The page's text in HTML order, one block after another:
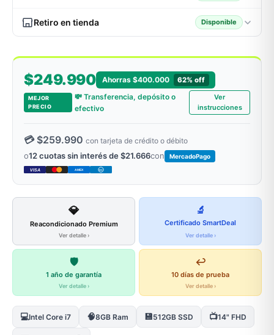
Retiro en tienda Disponible
$249.990 Ahorras $400.000 62% off
MEJOR
PRECIO
💸 Transferencia, depósito o
efectivo
Ver
instrucciones
💳 $259.990 con tarjeta de crédito o débito
o12 cuotas sin interés de $21.666con MercadoPago
VISA AMEX DC
💎
Reacondicionado Premium
Ver detalle ›
🔬
Certificado SmartDeal
Ver detalle ›
🛡️
1 año de garantía
Ver detalle ›
↩️
10 días de prueba
Ver detalle ›
💻Intel Core i7 🧠8GB Ram 💾512GB SSD 📺14" FHD